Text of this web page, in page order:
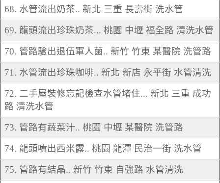
68. 水管流出奶茶.. 新北 三重 長壽街 洗水管
69. 龍頭流出珍珠奶茶... 桃園 中壢 福全路 清洗水管
70. 管路驗出退伍軍人菌.. 新竹 竹東 某醫院 洗管路
71. 水管流出珍珠咖啡.. 新北 新店 永平街 水管清洗
72. 二手屋裝修忘記檢查水管堵住... 新北 三重 成功
路 清洗水管
73. 管路有蔬菜汁.. 桃園 中壢 某醫院 洗管路
74. 龍頭噴出西米露.. 桃園 龍潭 民治一街 洗水管
75. 管路有結晶.. 新竹 竹東 自強路 水管清洗